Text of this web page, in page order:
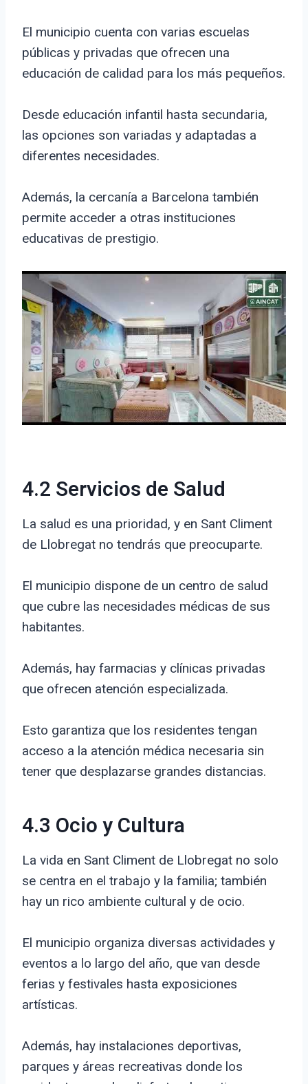
El municipio cuenta con varias escuelas
públicas y privadas que ofrecen una
educación de calidad para los más pequeños.
Desde educación infantil hasta secundaria,
las opciones son variadas y adaptadas a
diferentes necesidades.
Además, la cercanía a Barcelona también
permite acceder a otras instituciones
educativas de prestigio.
4.2 Servicios de Salud
La salud es una prioridad, y en Sant Climent
de Llobregat no tendrás que preocuparte.
El municipio dispone de un centro de salud
que cubre las necesidades médicas de sus
habitantes.
Además, hay farmacias y clínicas privadas
que ofrecen atención especializada.
Esto garantiza que los residentes tengan
acceso a la atención médica necesaria sin
tener que desplazarse grandes distancias.
4.3 Ocio y Cultura
La vida en Sant Climent de Llobregat no solo
se centra en el trabajo y la familia; también
hay un rico ambiente cultural y de ocio.
El municipio organiza diversas actividades y
eventos a lo largo del año, que van desde
ferias y festivales hasta exposiciones
artísticas.
Además, hay instalaciones deportivas,
parques y áreas recreativas donde los